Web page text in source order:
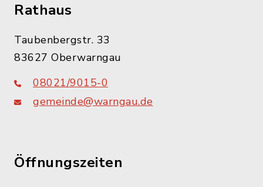
Rathaus
Taubenbergstr. 33
83627 Oberwarngau
08021/9015-0
gemeinde@warngau.de
Öffnungszeiten